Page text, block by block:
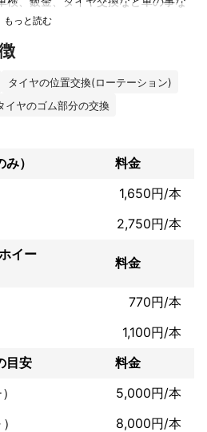
履き替えまでトータルでサポート
の交換依頼にも柔軟に対応いたし
。
に関する各種お悩みを総合的にサポ
を宜しくお願いします。
を宜しくお願いします。
タイヤの位置交換(ローテーション)
イヤのゴム部分の交換
）
料金
1,650円/本
2,750円/本
イー
料金
770円/本
1,100円/本
目安
料金
5,000円/本
8,000円/本